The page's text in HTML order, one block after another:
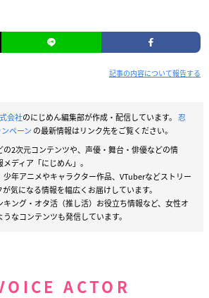
記事の内容について報告する
会社のにじめん編集部が作成・配信しています。 忍
ペーン の最新情報はリンク先をご覧ください。
2次元コンテンツや、声優・舞台・俳優などの情
ディア「にじめん」。
年アニメやキャラクター作品、VTuberなどストリー
気になる情報を幅広くお届けしています。
ング・オタ活（推し活）お役立ち情報など、女性オ
なコンテンツも発信しています。
ACTOR